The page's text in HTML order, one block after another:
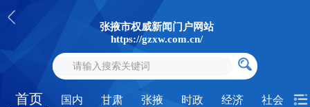
张掖市权威新闻门户网站
https://gzxw.com.cn/
首页 国内 甘肃 张掖 时政 经济 社会